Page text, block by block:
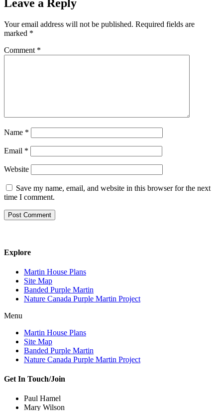
Leave a Reply
Your email address will not be published. Required fields are
marked *
Comment *
Name *
Email *
Website
Save my name, email, and website in this browser for the next
time I comment.
Explore
Martin House Plans
Site Map
Banded Purple Martin
Nature Canada Purple Martin Project
Menu
Martin House Plans
Site Map
Banded Purple Martin
Nature Canada Purple Martin Project
Get In Touch/Join
Paul Hamel
Mary Wilson